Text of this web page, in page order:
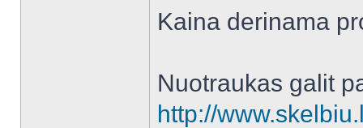
Kaina derinama
Nuotraukas galit
http://